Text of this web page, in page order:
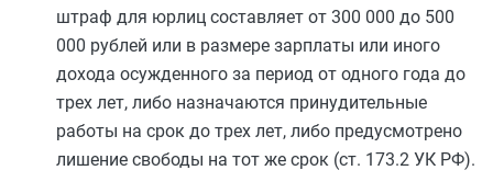
штраф для юрлиц составляет от 300 000 до 500
000 рублей или в размере зарплаты или иного
дохода осужденного за период от одного года до
трех лет, либо назначаются принудительные
работы на срок до трех лет, либо предусмотрено
лишение свободы на тот же срок (ст. 173.2 УК РФ).